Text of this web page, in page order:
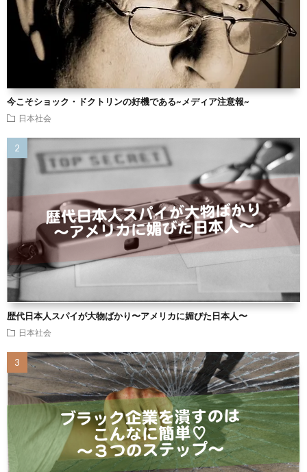
今こそショック・ドクトリンの好機である~メディア注意報~
日本社会
歴代日本人スパイが大物ばかり〜アメリカに媚びた日本人〜
日本社会